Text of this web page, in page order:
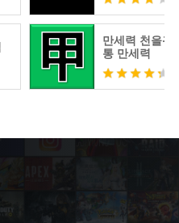
만세력 천을귀
통 만세력